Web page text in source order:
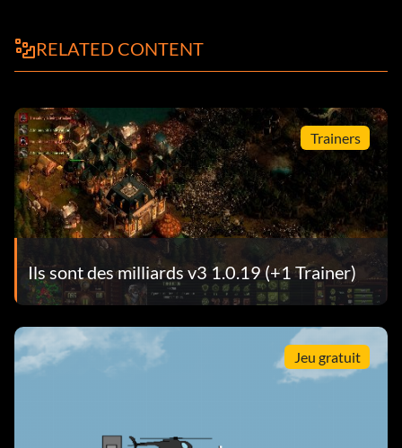
RELATED CONTENT
Trainers
Ils sont des milliards v3 1.0.19 (+1 Trainer)
Jeu gratuit